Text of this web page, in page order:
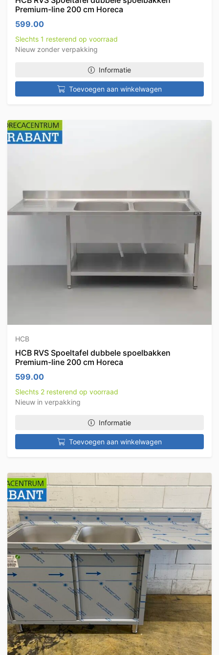
Premium-line 200 cm Horeca
599.00
Slechts 1 resterend op voorraad
Nieuw zonder verpakking
Informatie
Toevoegen aan winkelwagen
HCB
HCB RVS Spoeltafel dubbele spoelbakken
Premium-line 200 cm Horeca
599.00
Slechts 2 resterend op voorraad
Nieuw in verpakking
Informatie
Toevoegen aan winkelwagen